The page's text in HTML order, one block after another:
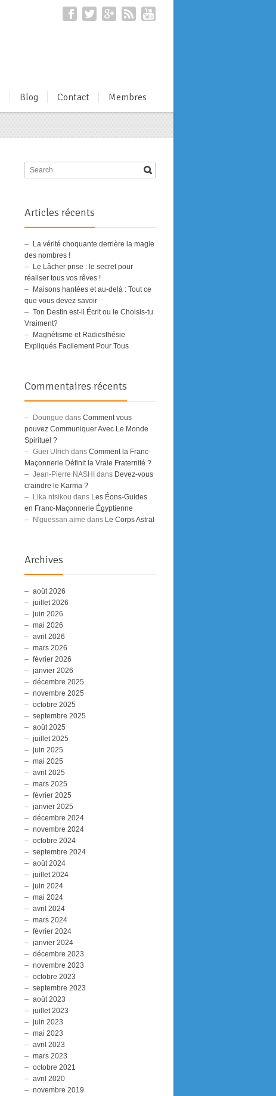
Blog Contact Membres
Articles récents
La vérité choquante derrière la magie
des nombres !
Le Lâcher prise : le secret pour
réaliser tous vos rêves !
Maisons hantées et au-delà : Tout ce
que vous devez savoir
Ton Destin est-il Écrit ou le Choisis-tu
Vraiment?
Magnétisme et Radiesthésie
Expliqués Facilement Pour Tous
Commentaires récents
Doungue dans Comment vous
pouvez Communiquer Avec Le Monde
Spirituel ?
Gueï Ulrich dans Comment la Franc-
Maçonnerie Définit la Vraie Fraternité ?
Jean-Pierre NASHI dans Devez-vous
craindre le Karma ?
Lika ntsikou dans Les Éons-Guides
en Franc-Maçonnerie Égyptienne
N'guessan aime dans Le Corps Astral
Archives
août 2026
juillet 2026
juin 2026
mai 2026
avril 2026
mars 2026
février 2026
janvier 2026
décembre 2025
novembre 2025
octobre 2025
septembre 2025
août 2025
juillet 2025
juin 2025
mai 2025
avril 2025
mars 2025
février 2025
janvier 2025
décembre 2024
novembre 2024
octobre 2024
septembre 2024
août 2024
juillet 2024
juin 2024
mai 2024
avril 2024
mars 2024
février 2024
janvier 2024
décembre 2023
novembre 2023
octobre 2023
septembre 2023
août 2023
juillet 2023
juin 2023
mai 2023
avril 2023
mars 2023
octobre 2021
avril 2020
novembre 2019